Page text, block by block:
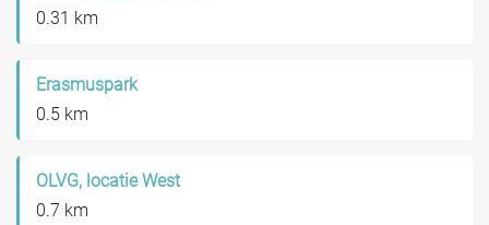
0.31 km
Erasmuspark
0.5 km
OLVG, locatie West
0.7 km